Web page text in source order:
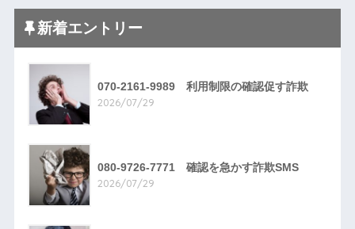
新着エントリー
070-2161-9989 利用制限の確認促す詐欺
2026/07/29
080-9726-7771 確認を急かす詐欺SMS
2026/07/29